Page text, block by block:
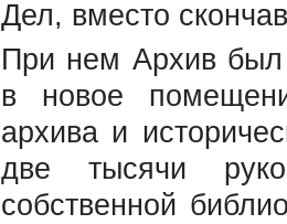
Дел, вместо
При нем Архив был
в новое
архива и
две тысячи
собственной